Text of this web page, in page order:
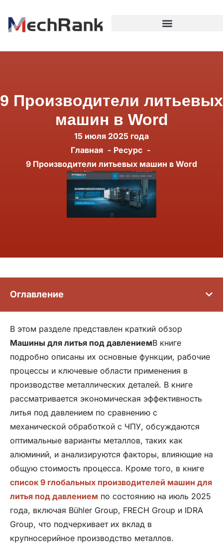
9 Производители литьевых
машин в Word
15 июля 2025 года
Главная
Ресурс
9 Производители литьевых машин в Word
Оглавление
В этом разделе представлен краткий обзор
Машины для литья под давлениемВ книге
подробно описаны их основные функции, рабочие
процессы и ключевые области применения в
производстве металлических деталей. В книге
рассматривается экономическая эффективность
литья под давлением по сравнению с
механической обработкой с ЧПУ, обсуждаются
оптимальные варианты металлов, таких как
алюминий, и анализируются факторы, влияющие на
общую стоимость процесса. Кроме того, в книге
список 9 глобальных производителей машин для
литья под давлением по состоянию на июль 2025
года, включая Bühler Group, FRECH Group и IDRA
Group, что подчеркивает их вклад в
крупносерийное производство металлов.